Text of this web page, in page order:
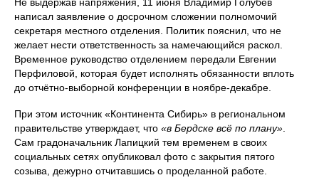
написал заявление о досрочном сложении полномочий
секретаря местного отделения. Политик пояснил, что не
желает нести ответственность за намечающийся раскол.
Временное руководство отделением передали Евгении
Перфиловой, которая будет исполнять обязанности вплоть
до отчётно-выборной конференции в ноябре-декабре.
При этом источник «Континента Сибирь» в региональном
правительстве утверждает, что «в Бердске всё по плану»
Сам градоначальник Лапицкий тем временем в своих
социальных сетях опубликовал фото с закрытия пятого
созыва, дежурно отчитавшись о проделанной работе.